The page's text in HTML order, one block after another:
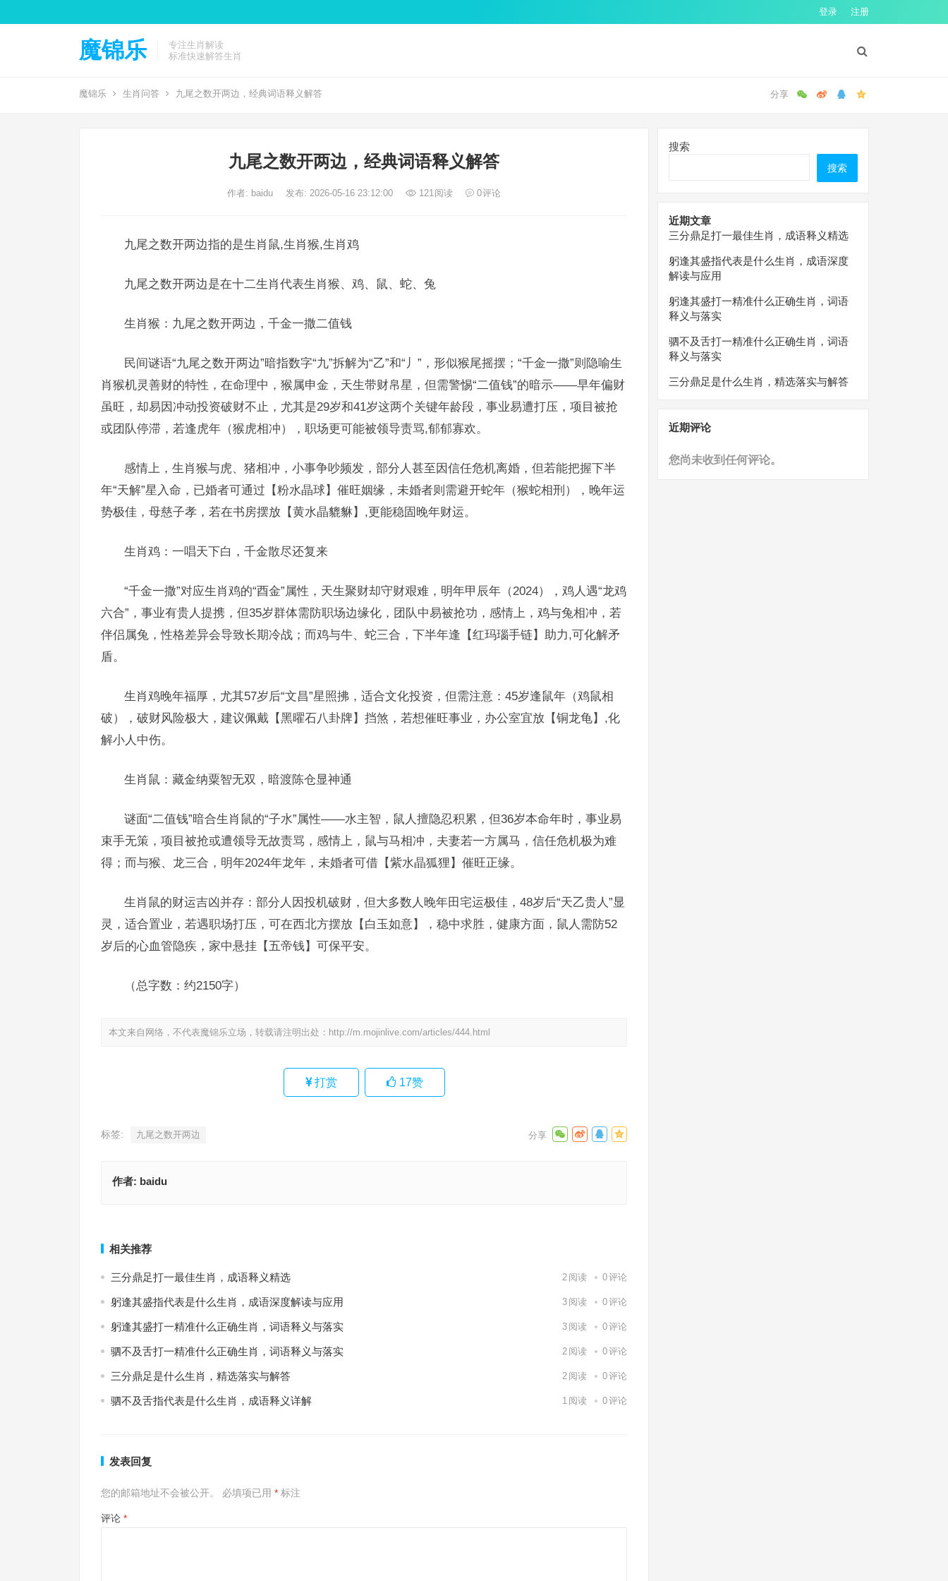
登录 注册
魔锦乐
专注生肖解读
标准快速解答生肖
魔锦乐 生肖问答 九尾之数开两边，经典词语释义解答
九尾之数开两边，经典词语释义解答
作者: baidu 发布: 2026-05-16 23:12:00 121阅读 0评论
九尾之数开两边指的是生肖鼠,生肖猴,生肖鸡
九尾之数开两边是在十二生肖代表生肖猴、鸡、鼠、蛇、兔
生肖猴：九尾之数开两边，千金一撒二值钱
民间谜语“九尾之数开两边”暗指数字“九”拆解为“乙”和“丿”，形似猴尾摇摆；“千金一撒”则隐喻生
肖猴机灵善财的特性，在命理中，猴属申金，天生带财帛星，但需警惕“二值钱”的暗示——早年偏财
虽旺，却易因冲动投资破财不止，尤其是29岁和41岁这两个关键年龄段，事业易遭打压，项目被抢
或团队停滞，若逢虎年（猴虎相冲），职场更可能被领导责骂,郁郁寡欢。
感情上，生肖猴与虎、猪相冲，小事争吵频发，部分人甚至因信任危机离婚，但若能把握下半
年“天解”星入命，已婚者可通过【粉水晶球】催旺姻缘，未婚者则需避开蛇年（猴蛇相刑），晚年运
势极佳，母慈子孝，若在书房摆放【黄水晶貔貅】,更能稳固晚年财运。
生肖鸡：一唱天下白，千金散尽还复来
“千金一撒”对应生肖鸡的“酉金”属性，天生聚财却守财艰难，明年甲辰年（2024），鸡人遇“龙鸡
六合”，事业有贵人提携，但35岁群体需防职场边缘化，团队中易被抢功，感情上，鸡与兔相冲，若
伴侣属兔，性格差异会导致长期冷战；而鸡与牛、蛇三合，下半年逢【红玛瑙手链】助力,可化解矛
盾。
生肖鸡晚年福厚，尤其57岁后“文昌”星照拂，适合文化投资，但需注意：45岁逢鼠年（鸡鼠相
破），破财风险极大，建议佩戴【黑曜石八卦牌】挡煞，若想催旺事业，办公室宜放【铜龙龟】,化
解小人中伤。
生肖鼠：藏金纳粟智无双，暗渡陈仓显神通
谜面“二值钱”暗合生肖鼠的“子水”属性——水主智，鼠人擅隐忍积累，但36岁本命年时，事业易
束手无策，项目被抢或遭领导无故责骂，感情上，鼠与马相冲，夫妻若一方属马，信任危机极为难
得；而与猴、龙三合，明年2024年龙年，未婚者可借【紫水晶狐狸】催旺正缘。
生肖鼠的财运吉凶并存：部分人因投机破财，但大多数人晚年田宅运极佳，48岁后“天乙贵人”显
灵，适合置业，若遇职场打压，可在西北方摆放【白玉如意】，稳中求胜，健康方面，鼠人需防52
岁后的心血管隐疾，家中悬挂【五帝钱】可保平安。
（总字数：约2150字）
本文来自网络，不代表魔锦乐立场，转载请注明出处： http://m.mojinlive.com/articles/444.html
打赏 17赞
标签: 九尾之数开两边
作者: baidu
相关推荐
三分鼎足打一最佳生肖，成语释义精选 2 阅读 0评论
躬逢其盛指代表是什么生肖，成语深度解读与应用 3 阅读 0评论
躬逢其盛打一精准什么正确生肖，词语释义与落实 3 阅读 0评论
驷不及舌打一精准什么正确生肖，词语释义与落实 2 阅读 0评论
三分鼎足是什么生肖，精选落实与解答 2 阅读 0评论
驷不及舌指代表是什么生肖，成语释义详解 1 阅读 0评论
发表回复
您的邮箱地址不会被公开。 必填项已用 * 标注
评论 *
搜索
搜索
近期文章
三分鼎足打一最佳生肖，成语释义精选
躬逢其盛指代表是什么生肖，成语深度
解读与应用
躬逢其盛打一精准什么正确生肖，词语
释义与落实
驷不及舌打一精准什么正确生肖，词语
释义与落实
三分鼎足是什么生肖，精选落实与解答
近期评论
您尚未收到任何评论。